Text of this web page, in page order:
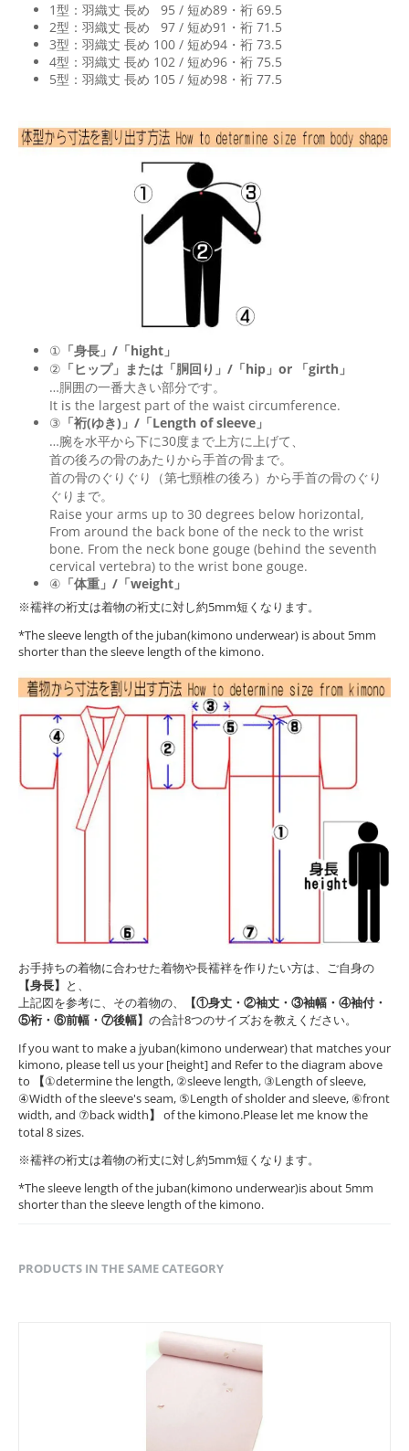
1型：羽織丈 長め 95 / 短め89・裄 69.5
2型：羽織丈 長め 97 / 短め91・裄 71.5
3型：羽織丈 長め 100 / 短め94・裄 73.5
4型：羽織丈 長め 102 / 短め96・裄 75.5
5型：羽織丈 長め 105 / 短め98・裄 77.5
① 「身長」/「hight」
② 「ヒップ」または「胴回り」/「hip 」or 「girth 」
…胴囲の一番大きい部分です。
It is the largest part of the waist circumference.
③ 「裄(ゆき)」/「Length of sleeve」
…腕を水平から下に30度まで上方に上げて、
首の後ろの骨のあたりから手首の骨まで。
首の骨のぐりぐり（第七頸椎の後ろ）から手首の骨のぐり
ぐりまで。
Raise your arms up to 30 degrees below horizontal,
From around the back bone of the neck to the wrist
bone. From the neck bone gouge (behind the seventh
cervical vertebra) to the wrist bone gouge.
④ 「体重」/「weight」
※襦袢の裄丈は着物の裄丈に対し約5mm短くなります。
*The sleeve length of the juban(kimono underwear) is about 5mm
shorter than the sleeve length of the kimono.
お手持ちの着物に合わせた着物や長襦袢を作りたい方は、ご自身の
【身長】 と、
上記図を参考に、その着物の、
【①身丈・②袖丈・③袖幅・④袖付・
⑤裄・⑥前幅・⑦後幅】 の合計8つのサイズおを教えください。
If you want to make a jyuban(kimono underwear) that matches your
kimono, please tell us your [height] and Refer to the diagram above
to
【①determine the length, ②sleeve length, ③Length of sleeve,
④Width of the sleeve's seam, ⑤Length of sholder and sleeve, ⑥front
width, and ⑦back width】 of the kimono.Please let me know the
total 8 sizes.
※襦袢の裄丈は着物の裄丈に対し約5mm短くなります。
*The sleeve length of the juban(kimono underwear)is about 5mm
shorter than the sleeve length of the kimono.
PRODUCTS IN THE SAME CATEGORY